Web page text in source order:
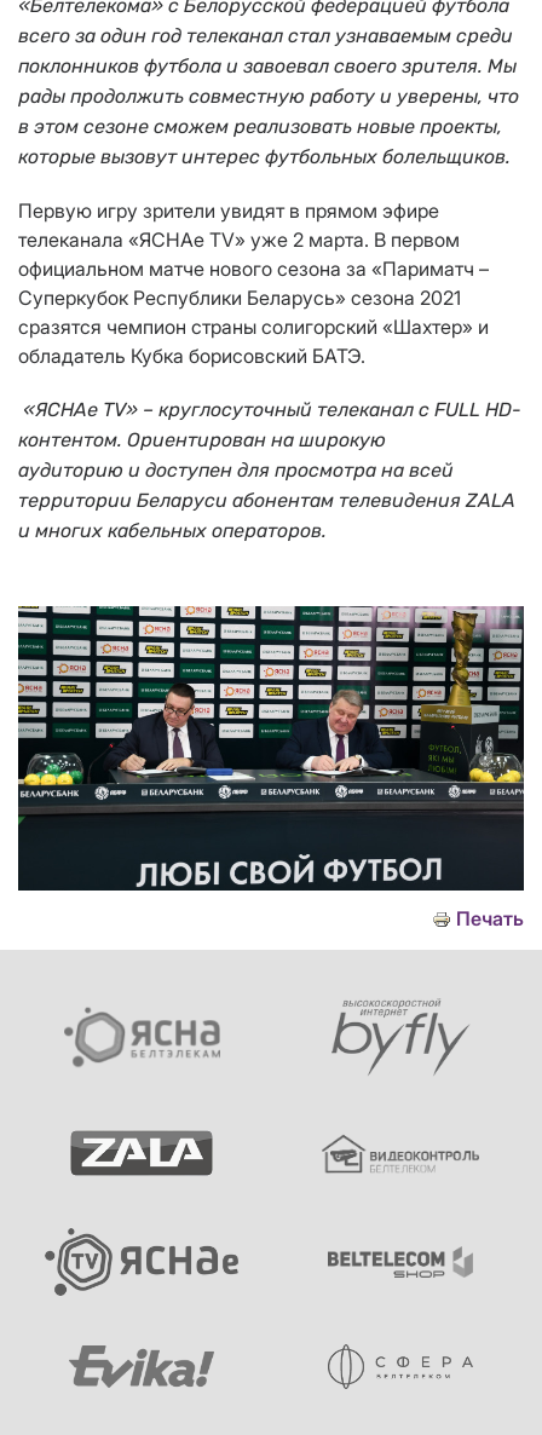
«Белтелекома» с Белорусской федерацией футбола
всего за один год телеканал стал узнаваемым среди
поклонников футбола и завоевал своего зрителя. Мы
рады продолжить совместную работу и уверены, что
в этом сезоне сможем реализовать новые проекты,
которые вызовут интерес футбольных болельщиков.
Первую игру зрители увидят в прямом эфире
телеканала «ЯСНАе TV» уже 2 марта. В первом
официальном матче нового сезона за «Париматч –
Суперкубок Республики Беларусь» сезона 2021
сразятся чемпион страны солигорский «Шахтер» и
обладатель Кубка борисовский БАТЭ.
«ЯСНАе TV» – круглосуточный телеканал с FULL HD-
контентом. Ориентирован на широкую
аудиторию и доступен для просмотра на всей
территории Беларуси абонентам телевидения ZALA
и многих кабельных операторов.
Печать